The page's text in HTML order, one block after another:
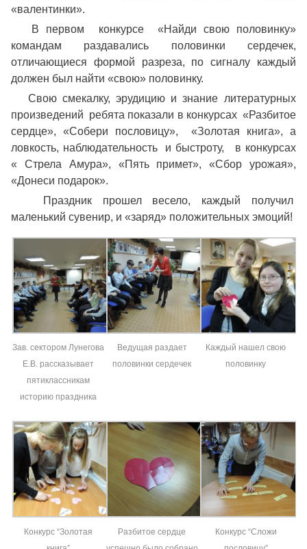
«валентинки».
В первом конкурсе «Найди свою половинку»
командам раздавались половинки сердечек,
отличающиеся формой разреза, по сигналу каждый
должен был найти «свою» половинку.
Свою смекалку, эрудицию и знание литературных
произведений ребята показали в конкурсах «Разбитое
сердце», «Собери пословицу», «Золотая книга», а
ловкость, наблюдательность и быстроту, в конкурсах
« Стрела Амура», «Пять примет», «Сбор урожая»,
«Донеси подарок».
Праздник прошел весело, каждый получил
маленький сувенир, и «заряд» положительных эмоций!
Зав. сектором Лунегова
Е.В. рассказывает
пятиклассникам
историю праздника
Ведущая раздает
половинки сердечек
Каждый нашел свою
половинку
Конкурс “Золотая
Разбитое сердце
Конкурс “Сложи